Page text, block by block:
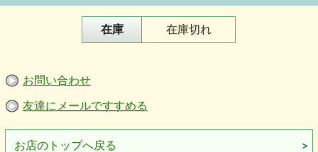
在庫 在庫切れ
お問い合わせ
友達にメールですすめる
お店のトップへ戻る